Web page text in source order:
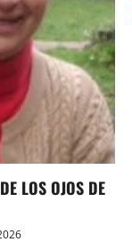
LOS OJOS DE